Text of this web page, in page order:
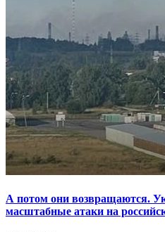
А потом они возвращаются.
масштабные атаки на